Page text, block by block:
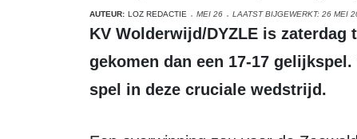
AUTEUR: LOZ REDACTIE MEI 26 LAATST BIJGEWERKT: 26 MEI
KV Wolderwijd/DYZLE is zaterdag tegen Rapid in Zeewolde niet verder
gekomen dan een 17-17
spel in deze cruciale wedstrijd.